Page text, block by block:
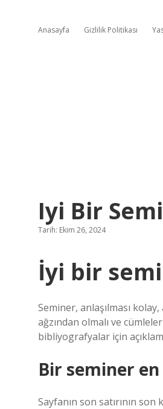
Anasayfa Gizlilik Politikası
Iyi Bir
Tarih: Ekim 26, 2024
İyi bir
Seminer, anlaşılması
ağzından olmalı ve
bibliyografyalar için
Bir seminer
Sayfanın son satırının